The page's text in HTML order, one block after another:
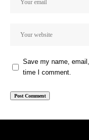
Save my name,
time I comment.